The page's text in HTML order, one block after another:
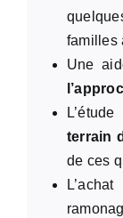
familles
Une
terrain
de ces